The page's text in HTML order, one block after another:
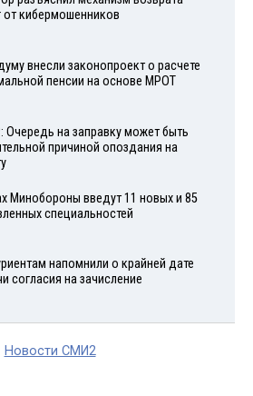
от кибермошенников
внесли законопроект о расчете
пенсии на основе МРОТ
на заправку может быть
причиной опоздания на
Минобороны введут 11 новых и 85
специальностей
напомнили о крайней дате
согласия на зачисление
Новости СМИ2